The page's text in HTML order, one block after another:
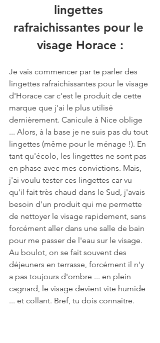
lingettes
rafraichissantes pour le
visage Horace :
Je vais commencer par te parler des
lingettes rafraichissantes pour le visage
d'Horace car c'est le produit de cette
marque que j'ai le plus utilisé
dernièrement. Canicule à Nice oblige
... Alors, à la base je ne suis pas du tout
lingettes (même pour le ménage !). En
tant qu'écolo, les lingettes ne sont pas
en phase avec mes convictions. Mais,
j'ai voulu tester ces lingettes car vu
qu'il fait très chaud dans le Sud, j'avais
besoin d'un produit qui me permette
de nettoyer le visage rapidement, sans
forcément aller dans une salle de bain
pour me passer de l'eau sur le visage.
Au boulot, on se fait souvent des
déjeuners en terrasse, forcément il n'y
a pas toujours d'ombre ... en plein
cagnard, le visage devient vite humide
... et collant. Bref, tu dois connaitre.